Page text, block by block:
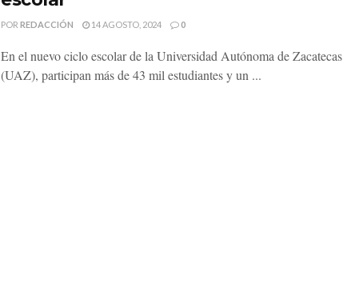
POR REDACCIÓN 14 AGOSTO, 2024 0
En el nuevo ciclo escolar de la Universidad Autónoma de Zacatecas
(UAZ), participan más de 43 mil estudiantes y un ...